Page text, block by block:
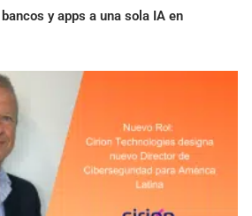
y apps a una sola IA en